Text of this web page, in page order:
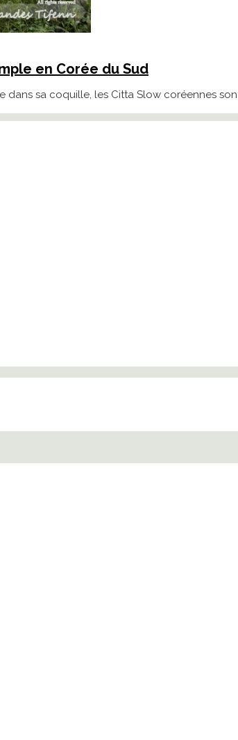
en Corée du Sud
sa coquille, les Citta Slow coréennes